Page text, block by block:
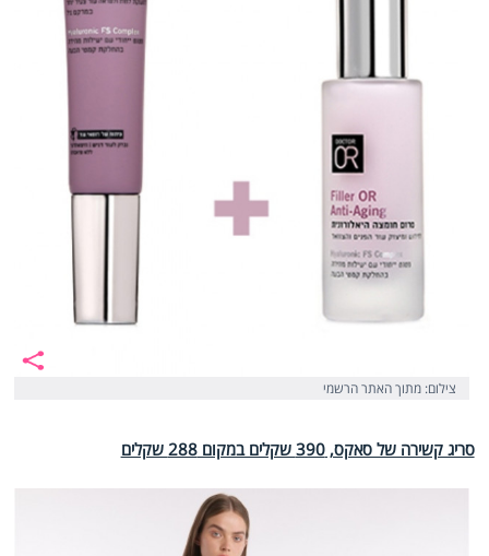
צילום: מתוך האתר הרשמי
סריג קשירה של סאקס, 390 שקלים במקום 288 שקלים